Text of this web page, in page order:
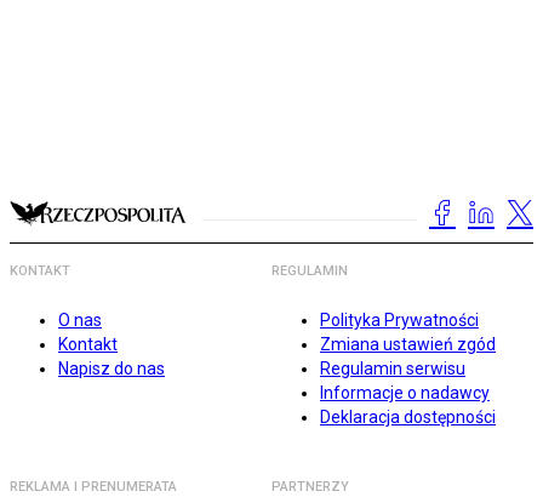
KONTAKT
O nas
Kontakt
Napisz do nas
REGULAMIN
Polityka Prywatności
Zmiana ustawień zgód
Regulamin serwisu
Informacje o nadawcy
Deklaracja dostępności
REKLAMA I PRENUMERATA PARTNERZY